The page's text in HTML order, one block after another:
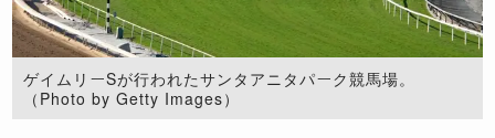
ゲイムリーSが行われたサンタアニタパーク競馬場。
（Photo by Getty Images）